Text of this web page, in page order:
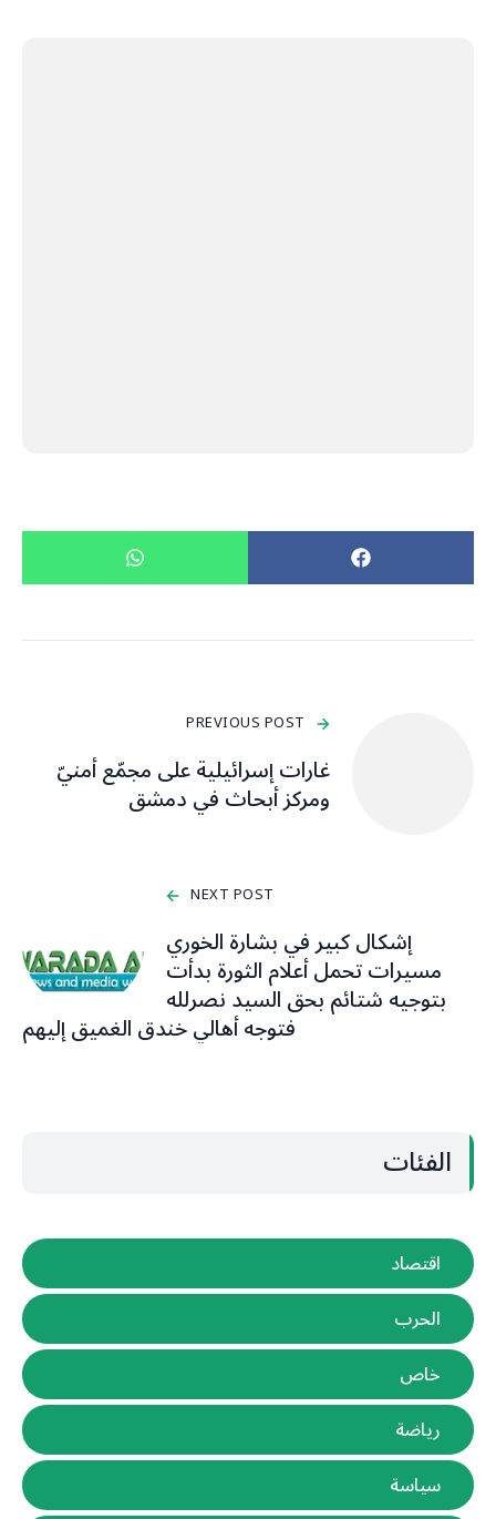
PREVIOUS POST
غارات إسرائيلية على مجمّع أمنيّ
ومركز أبحاث في دمشق
NEXT POST
إشكال كبير في بشارة الخوري
مسيرات تحمل أعلام الثورة بدأت
بتوجيه شتائم بحق السيد نصرلله
فتوجه أهالي خندق الغميق إليهم
الفئات
اقتصاد
الحرب
خاص
رياضة
سياسة